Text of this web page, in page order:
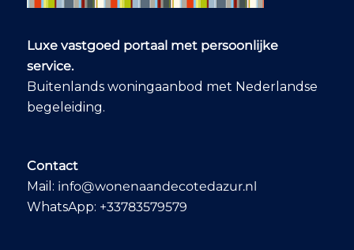
Le Cannet
Mougins
Luxe vastgoed portaal met persoonlijke
service.
Buitenlands woningaanbod met Nederlandse
begeleiding.
Contact
Mail: info@wonenaandecotedazur.nl
WhatsApp: +33783579579